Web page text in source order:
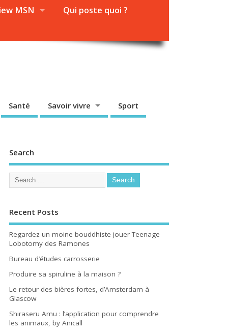
MSN Qui poste quoi ?
Santé Savoir vivre Sport
Search
Recent Posts
Regardez un moine bouddhiste jouer Teenage
Lobotomy des Ramones
Bureau d’études carrosserie
Produire sa spiruline à la maison ?
Le retour des bières fortes, d’Amsterdam à
Glascow
Shiraseru Amu : l’application pour comprendre
les animaux, by Anicall